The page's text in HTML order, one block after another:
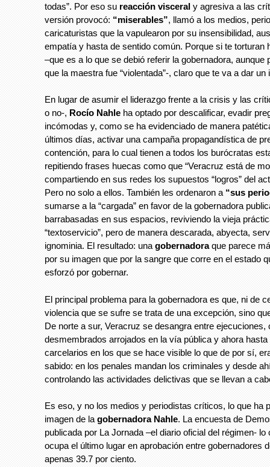
todas”. Por eso su reacción visceral y agresiva a las
versión provocó: “miserables”, llamó a los medios,
caricaturistas que la vapulearon por su insensibilidad,
empatía y hasta de sentido común. Porque si te torturan
–que es a lo que se debió referir la gobernadora, aunque
que la maestra fue “violentada”-, claro que te va a dar un
En lugar de asumir el liderazgo frente a la crisis y las
o no-, Rocío Nahle ha optado por descalificar, evadir
incómodas y, como se ha evidenciado de manera
últimos días, activar una campaña propagandística de
contención, para lo cual tienen a todos los burócratas
repitiendo frases huecas como que “Veracruz está de
compartiendo en sus redes los supuestos “logros” del
Pero no solo a ellos. También les ordenaron a “sus
sumarse a la “cargada” en favor de la gobernadora
barrabasadas en sus espacios, reviviendo la vieja
“textoservicio”, pero de manera descarada, abyecta,
ignominia. El resultado: una gobernadoraque parece
por su imagen que por la sangre que corre en el estado
esforzó por gobernar.
El principal problema para la gobernadora es que, ni de
violencia que se sufre se trata de una excepción, sino
De norte a sur, Veracruz se desangra entre ejecuciones,
desmembrados arrojados en la vía pública y ahora
carcelarios en los que se hace visible lo que de por sí,
sabido: en los penales mandan los criminales y desde
controlando las actividades delictivas que se llevan a
Es eso, y no los medios y periodistas críticos, lo que ha
imagen de la gobernadora Nahle. La encuesta de
publicada por La Jornada –el diario oficial del régimen- lo
ocupa el último lugar en aprobación entre gobernadores
apenas 39.7 por ciento.